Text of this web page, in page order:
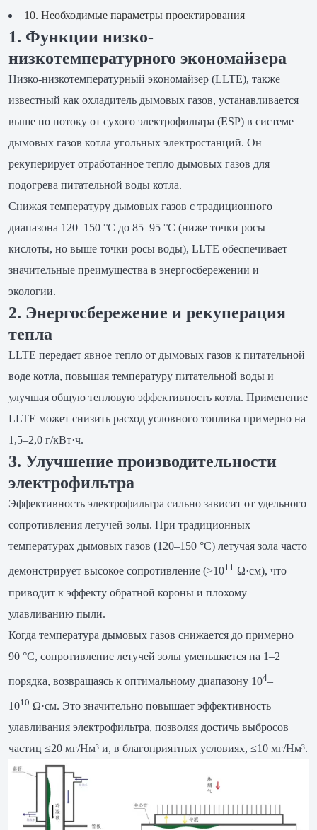
10. Необходимые параметры проектирования
1. Функции низко-
низкотемпературного экономайзера
Низко-низкотемпературный экономайзер (LLTE), также
известный как охладитель дымовых газов, устанавливается
выше по потоку от сухого электрофильтра (ESP) в системе
дымовых газов котла угольных электростанций. Он
рекуперирует отработанное тепло дымовых газов для
подогрева питательной воды котла.
Снижая температуру дымовых газов с традиционного
диапазона 120–150 °C до 85–95 °C (ниже точки росы
кислоты, но выше точки росы воды), LLTE обеспечивает
значительные преимущества в энергосбережении и
экологии.
2. Энергосбережение и рекуперация
тепла
LLTE передает явное тепло от дымовых газов к питательной
воде котла, повышая температуру питательной воды и
улучшая общую тепловую эффективность котла. Применение
LLTE может снизить расход условного топлива примерно на
1,5–2,0 г/кВт·ч.
3. Улучшение производительности
электрофильтра
Эффективность электрофильтра сильно зависит от удельного
сопротивления летучей золы. При традиционных
температурах дымовых газов (120–150 °C) летучая зола часто
демонстрирует высокое сопротивление (>1011 Ω·см), что
приводит к эффекту обратной короны и плохому
улавливанию пыли.
Когда температура дымовых газов снижается до примерно
90 °C, сопротивление летучей золы уменьшается на 1–2
порядка, возвращаясь к оптимальному диапазону 104–
1010 Ω·см. Это значительно повышает эффективность
улавливания электрофильтра, позволяя достичь выбросов
частиц ≤20 мг/Нм³ и, в благоприятных условиях, ≤10 мг/Нм³.